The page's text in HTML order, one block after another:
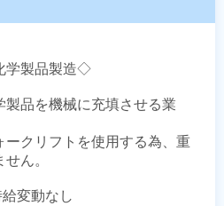
学製品製造◇
品を機械に充填させる業
クリフトを使用する為、重
ん。
変動なし